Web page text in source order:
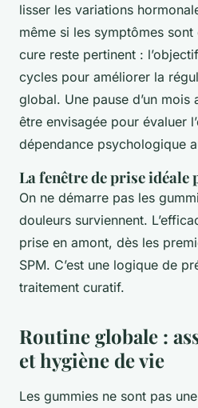
lisser les variations
même si les symptômes
cure reste pertinent :
cycles pour améliorer la
global. Une pause d’un
être envisagée pour évaluer
dépendance psychologique
La fenêtre de prise idéale
On ne démarre pas les
douleurs surviennent.
prise en amont, dès les
SPM. C’est une logique de
traitement curatif.
Routine globale :
et hygiène de vie
Les gummies ne sont pas